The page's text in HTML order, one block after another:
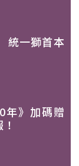
統一獅首本
年》加碼贈